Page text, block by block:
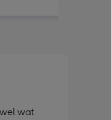
wat